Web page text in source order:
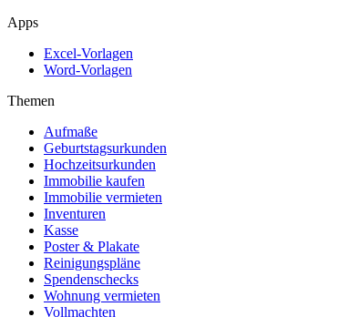
Apps
Excel-Vorlagen
Word-Vorlagen
Themen
Aufmaße
Geburtstagsurkunden
Hochzeitsurkunden
Immobilie kaufen
Immobilie vermieten
Inventuren
Kasse
Poster & Plakate
Reinigungspläne
Spendenschecks
Wohnung vermieten
Vollmachten